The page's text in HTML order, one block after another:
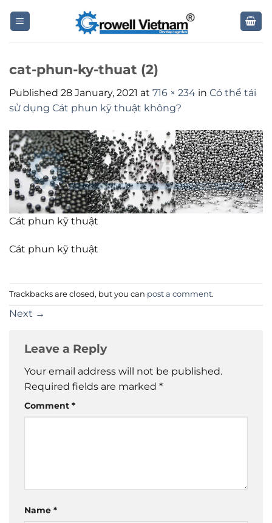
cat-phun-ky-thuat (2)
Published 28 January, 2021 at 716 × 234 in Có thể tái
sử dụng Cát phun kỹ thuật không?
Cát phun kỹ thuật
Cát phun kỹ thuật
Trackbacks are closed, but you can post a comment.
Next →
Leave a Reply
Your email address will not be published.
Required fields are marked *
Comment *
Name *